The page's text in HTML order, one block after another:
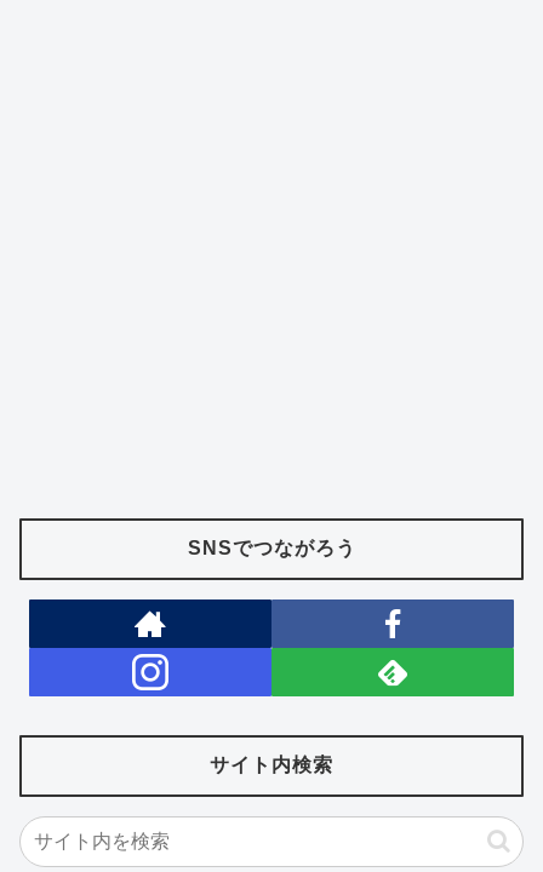
SNSでつながろう
サイト内検索